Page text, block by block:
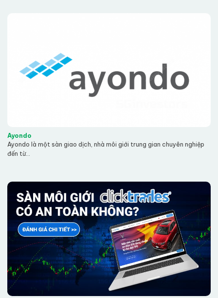
Ayondo
Ayondo là một sàn giao dịch, nhà môi giới trung gian chuyên nghiệp
đến từ...